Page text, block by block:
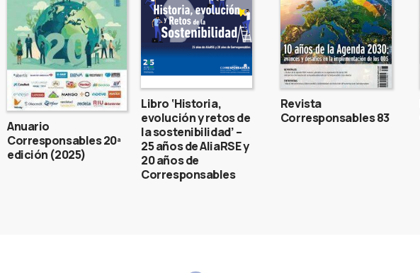
Anuario
Corresponsables 20ª
edición (2025)
Libro ‘Historia,
evolución y retos de
la sostenibilidad’ –
25 años de AliaRSE y
20 años de
Corresponsables
Revista
Corresponsables 83